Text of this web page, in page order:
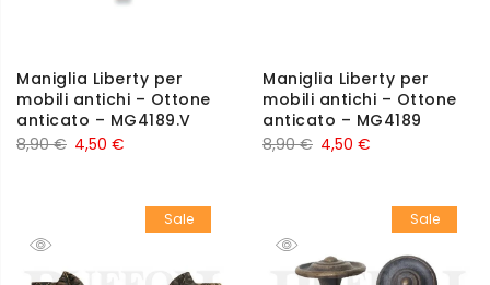
Maniglia Liberty per
mobili antichi – Ottone
anticato – MG4189.V
8,90€ 4,50 €
Maniglia Liberty per
mobili antichi – Ottone
anticato – MG4189
8,90€ 4,50 €
Sale Sale